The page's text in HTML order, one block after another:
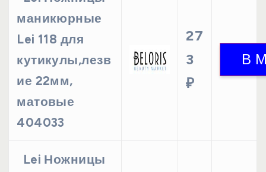
маникюрные
Lei 118 для
кутикулы,лезв
ие 22мм,
матовые
404033
27
3
₽
Lei Ножницы